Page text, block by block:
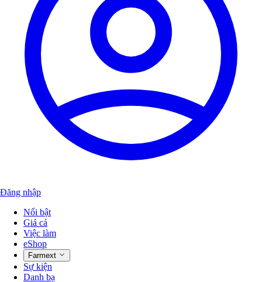
Đăng nhập
Nổi bật
Giá cả
Việc làm
eShop
Farmext
Sự kiện
Danh bạ